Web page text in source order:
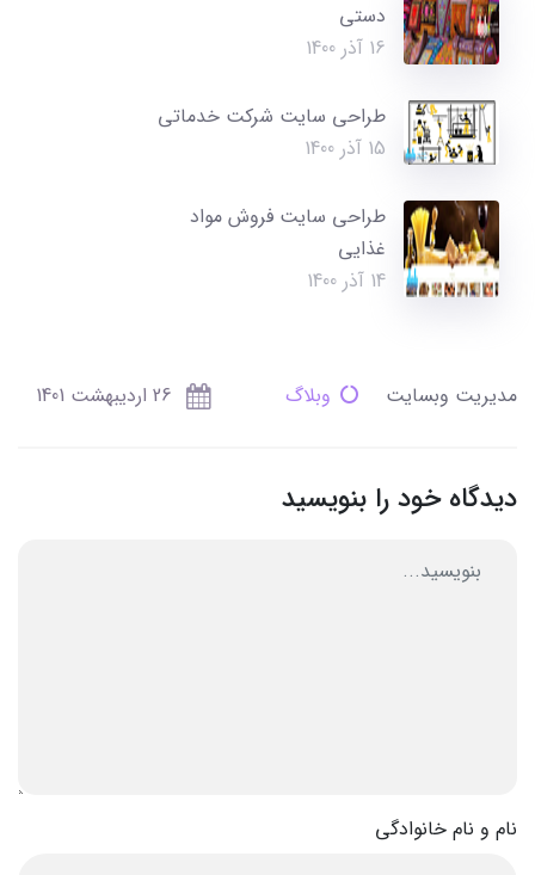
دستی
16 آذر 1400
طراحی سایت شرکت خدماتی
15 آذر 1400
طراحی سایت فروش مواد
غذایی
14 آذر 1400
مدیریت وبسایت وبلاگ 26 ارديبهشت 1401
دیدگاه خود را بنویسید
نام و نام خانوادگی